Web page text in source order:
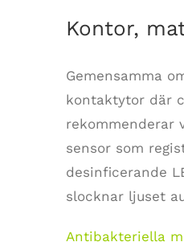
Kontor,
Gemensamma
kontaktytor där
rekommenderar
sensor som
desinficerande
slocknar ljuset
Antibakteriella